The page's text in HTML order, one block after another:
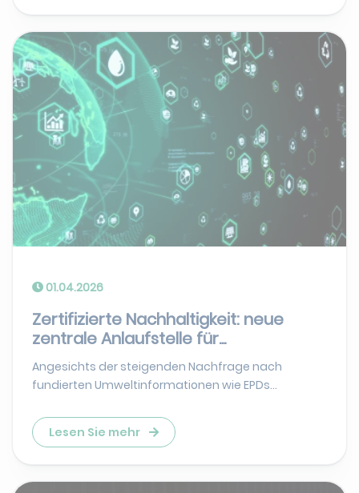
01.04.2026
Zertifizierte Nachhaltigkeit: neue
zentrale Anlaufstelle für...
Angesichts der steigenden Nachfrage nach
fundierten Umweltinformationen wie EPDs...
Lesen Sie mehr